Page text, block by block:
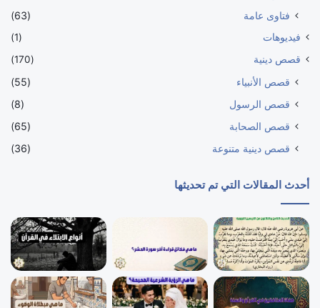
فتاوى عامة
(63)
فيديوهات
(1)
قصص دينية
(170)
قصص الأنبياء
(55)
قصص الرسول
(8)
قصص الصحابة
(65)
قصص دينية متنوعة
(36)
أحدث المقالات التي تم تحديثها